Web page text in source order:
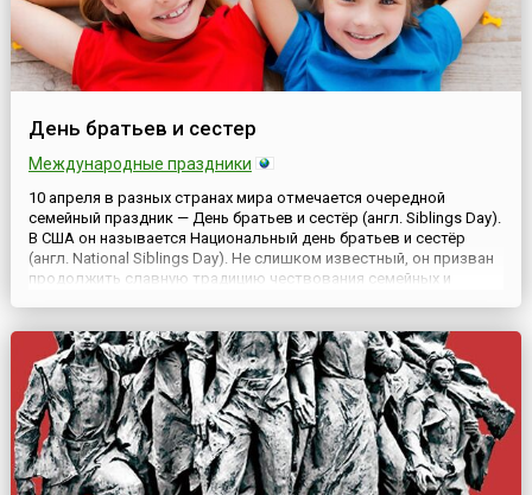
День братьев и сестер
Международные праздники
10 апреля в разных странах мира отмечается очередной
семейный праздник — День братьев и сестёр (англ. Siblings Day).
В США он называется Национальный день братьев и сестёр
(англ. National Siblings Day). Не слишком известный, он призван
продолжить славную традицию чествования семейных и